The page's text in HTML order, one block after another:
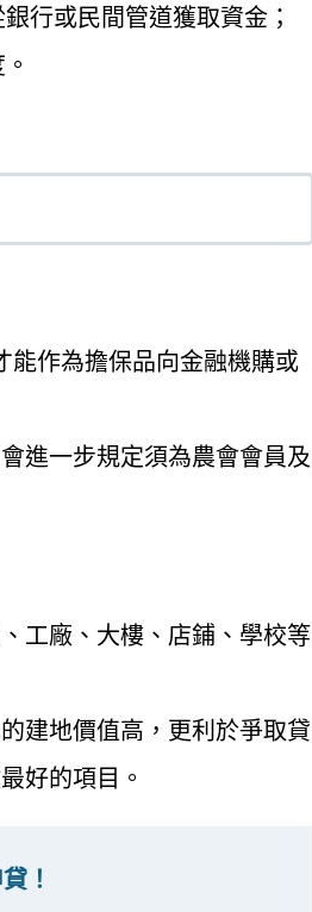
行或民間管道獲取資金；
能作為擔保品向金融機購或
進一步規定須為農會會員及
工廠、大樓、店鋪、學校等
建地價值高，更利於爭取貸
好的項目。
！